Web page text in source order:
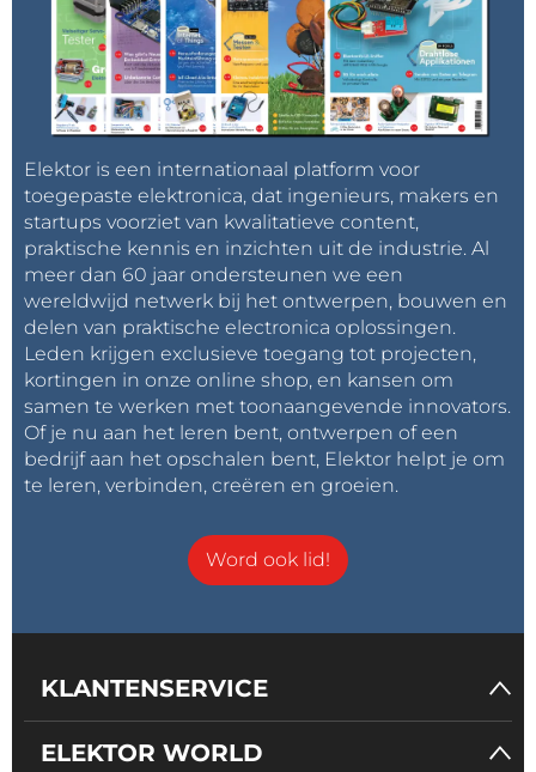
Elektor is een internationaal platform voor
toegepaste elektronica, dat ingenieurs, makers en
startups voorziet van kwalitatieve content,
praktische kennis en inzichten uit de industrie. Al
meer dan 60 jaar ondersteunen we een
wereldwijd netwerk bij het ontwerpen, bouwen en
delen van praktische electronica oplossingen.
Leden krijgen exclusieve toegang tot projecten,
kortingen in onze online shop, en kansen om
samen te werken met toonaangevende innovators.
Of je nu aan het leren bent, ontwerpen of een
bedrijf aan het opschalen bent, Elektor helpt je om
te leren, verbinden, creëren en groeien.
Word ook lid!
KLANTENSERVICE
ELEKTOR WORLD